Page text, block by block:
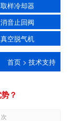
取样冷却器
消音止回阀
真空脱气机
首页 > 技术支持
？